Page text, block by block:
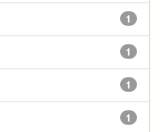
1
1
1
1